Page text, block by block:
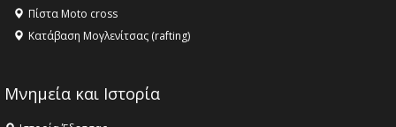
Πίστα Moto cross
Κατάβαση Μογλενίτσας (rafting)
Μνημεία και Ιστορία